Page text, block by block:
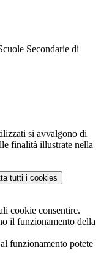
Secondarie di
si avvalgono di
finalità illustrate nella
tutti i cookies
cookie consentire.
il funzionamento della
funzionamento potete